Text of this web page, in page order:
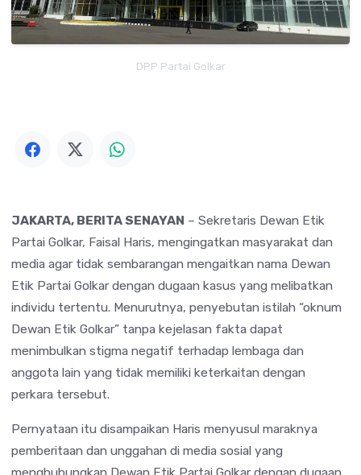
DPP Partai Golkar
JAKARTA, BERITA SENAYAN – Sekretaris Dewan Etik
Partai Golkar, Faisal Haris, mengingatkan masyarakat dan
media agar tidak sembarangan mengaitkan nama Dewan
Etik Partai Golkar dengan dugaan kasus yang melibatkan
individu tertentu. Menurutnya, penyebutan istilah “oknum
Dewan Etik Golkar” tanpa kejelasan fakta dapat
menimbulkan stigma negatif terhadap lembaga dan
anggota lain yang tidak memiliki keterkaitan dengan
perkara tersebut.
Pernyataan itu disampaikan Haris menyusul maraknya
pemberitaan dan unggahan di media sosial yang